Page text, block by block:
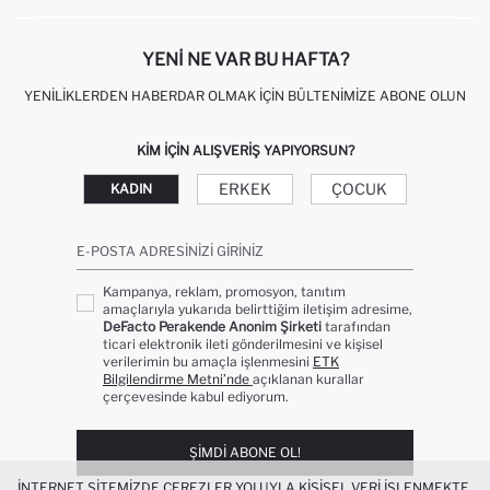
YENI NE VAR BU HAFTA?
YENILIKLERDEN HABERDAR OLMAK İÇIN BÜLTENIMIZE ABONE OLUN
KIM IÇIN ALIŞVERIŞ YAPIYORSUN?
KADIN ERKEK ÇOCUK
E-POSTA ADRESINIZI GIRINIZ
Kampanya, reklam, promosyon, tanıtım
amaçlarıyla yukarıda belirttiğim iletişim adresime,
DeFacto Perakende Anonim Şirketi tarafından
ticari elektronik ileti gönderilmesini ve kişisel
verilerimin bu amaçla işlenmesini ETK
Bilgilendirme Metni’nde açıklanan kurallar
çerçevesinde kabul ediyorum.
ŞIMDI ABONE OL!